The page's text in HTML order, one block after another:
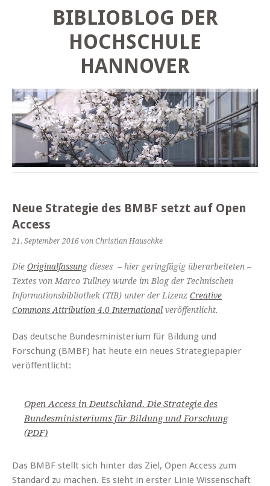
BIBLIOBLOG DER
HOCHSCHULE
HANNOVER
Neue Strategie des BMBF setzt auf Open
Access
21. September 2016 von Christian Hauschke
Die Originalfassung dieses – hier geringfügig überarbeiteten –
Textes von Marco Tullney wurde im Blog der Technischen
Informationsbibliothek (TIB) unter der Lizenz Creative
Commons Attribution 4.0 International veröffentlicht.
Das deutsche Bundesministerium für Bildung und
Forschung (BMBF) hat heute ein neues Strategiepapier
veröffentlicht:
Open Access in Deutschland. Die Strategie des
Bundesministeriums für Bildung und Forschung
(PDF)
Das BMBF stellt sich hinter das Ziel, Open Access zum
Standard zu machen. Es sieht in erster Linie Wissenschaft